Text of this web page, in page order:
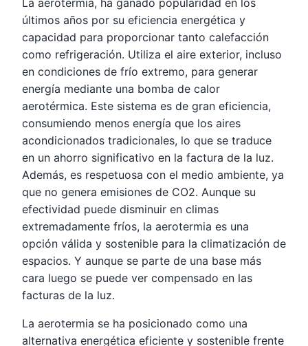
La aerotermia, ha ganado popularidad en los
últimos años por su eficiencia energética y
capacidad para proporcionar tanto calefacción
como refrigeración. Utiliza el aire exterior, incluso
en condiciones de frío extremo, para generar
energía mediante una bomba de calor
aerotérmica. Este sistema es de gran eficiencia,
consumiendo menos energía que los aires
acondicionados tradicionales, lo que se traduce
en un ahorro significativo en la factura de la luz.
Además, es respetuosa con el medio ambiente, ya
que no genera emisiones de CO2. Aunque su
efectividad puede disminuir en climas
extremadamente fríos, la aerotermia es una
opción válida y sostenible para la climatización de
espacios. Y aunque se parte de una base más
cara luego se puede ver compensado en las
facturas de la luz.
La aerotermia se ha posicionado como una
alternativa energética eficiente y sostenible frente